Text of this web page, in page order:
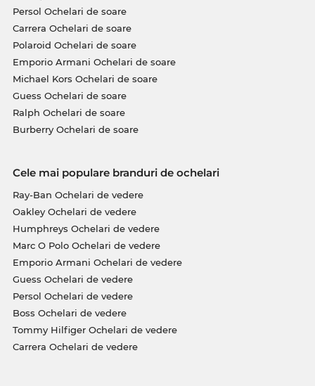
Persol Ochelari de soare
Carrera Ochelari de soare
Polaroid Ochelari de soare
Emporio Armani Ochelari de soare
Michael Kors Ochelari de soare
Guess Ochelari de soare
Ralph Ochelari de soare
Burberry Ochelari de soare
Cele mai populare branduri de ochelari
Ray-Ban Ochelari de vedere
Oakley Ochelari de vedere
Humphreys Ochelari de vedere
Marc O Polo Ochelari de vedere
Emporio Armani Ochelari de vedere
Guess Ochelari de vedere
Persol Ochelari de vedere
Boss Ochelari de vedere
Tommy Hilfiger Ochelari de vedere
Carrera Ochelari de vedere